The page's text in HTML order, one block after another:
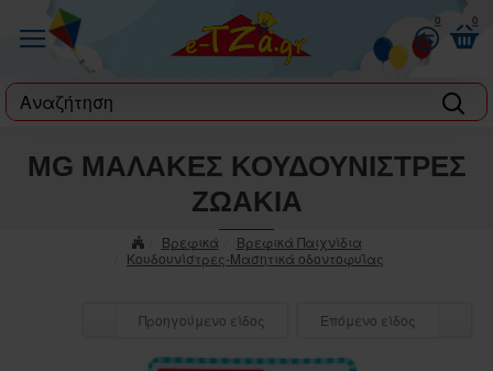
0 0
label
Βρεφικά
Βρεφικά Παιχνίδια
Κουδουνίστρες-Μασητικά οδοντοφυΐας
MG ΜΑΛΑΚΕΣ ΚΟΥΔΟΥΝΙΣΤΡΕΣ
ΖΩΑΚΙΑ
Προηγούμενο είδος Επόμενο είδος